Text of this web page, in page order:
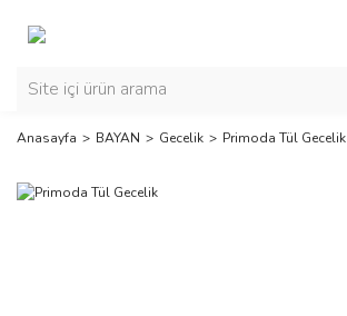
Anasayfa BAYAN Gecelik Primoda Tül Gecelik